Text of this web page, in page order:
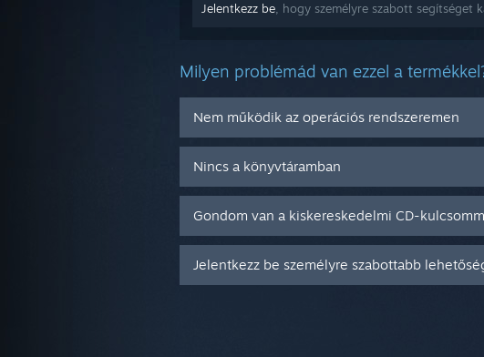
Jelentkezz be , hogy személyre szabott segítséget
Milyen problémád van ezzel a
Nem működik az operációs rendszeremen
Nincs a könyvtáramban
Gondom van a kiskereskedelmi CD-
Jelentkezz be személyre szabottabb